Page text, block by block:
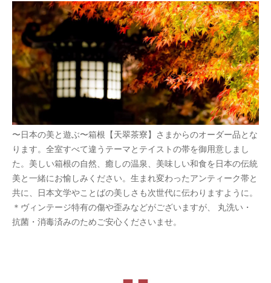
〜日本の美と遊ぶ〜箱根【天翠茶寮】さまからのオーダー品とな
ります。全室すべて違うテーマとテイストの帯を御用意しまし
た。美しい箱根の自然、癒しの温泉、美味しい和食を日本の伝統
美と一緒にお愉しみください。生まれ変わったアンティーク帯と
共に、日本文学やことばの美しさも次世代に伝わりますように。
＊ヴィンテージ特有の傷や歪みなどがございますが、 丸洗い・
抗菌・消毒済みのためご安心くださいませ。